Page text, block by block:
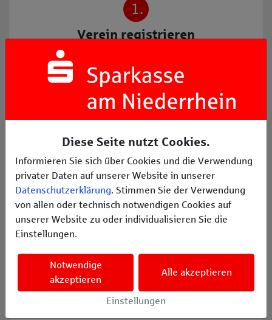
Diese Seite nutzt Cookies.
Informieren Sie sich über Cookies und die Verwendung
privater Daten auf unserer Website in unserer
Datenschutzerklärung. Stimmen Sie der Verwendung
von allen oder technisch notwendigen Cookies auf
unserer Website zu oder individualisieren Sie die
Einstellungen.
Notwendige
akzeptieren
Alle akzeptieren
Einstellungen
1.
Verein registrieren
Registrieren Sie Ihre gemeinnützige
Organisation/Ihren Verein auf der Plattform.
2.
Projekt vorstellen
3.
Nach erfolgreicher Prüfung erhalten Sie die
zugesagte Fördersumme auf Ihr Vereinskonto.